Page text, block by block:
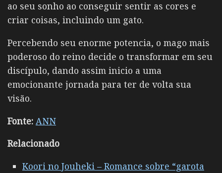
ao seu sonho ao conseguir sentir as cores e
criar coisas, incluindo um gato.
Percebendo seu enorme potencia, o mago mais
poderoso do reino decide o transformar em seu
discípulo, dando assim inicio a uma
emocionante jornada para ter de volta sua
visão.
Fonte: ANN
Relacionado
Koori no Jouheki – Romance sobre “garota